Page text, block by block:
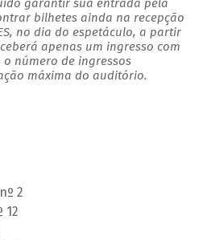
garantir sua entrada pela
bilhetes ainda na recepção
no dia do espetáculo, a partir
apenas um ingresso com
número de ingressos
máxima do auditório.
2
12